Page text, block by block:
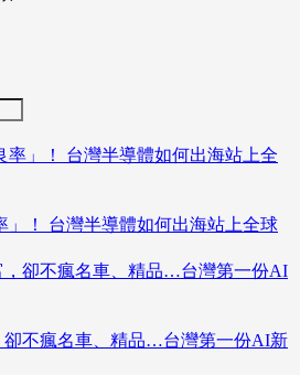
」！ 台灣半導體如何出海站上全球
卻不瘋名車、精品…台灣第一份AI新